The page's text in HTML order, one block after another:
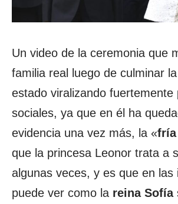
Un video de la ceremonia que
familia real luego de culminar
estado viralizando fuertemente
sociales, ya que en él ha
evidencia una vez más, la «fría
que la princesa Leonor trata a
algunas veces, y es que en las
puede ver como la reina Sofía